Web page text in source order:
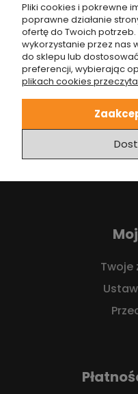
Meble
Twoje
Pliki cookies i pokrewne
poprawne działanie
ofertę do Twoich
wykorzystanie przez nas
do sklepu lub
preferencji, wybierając
plikach cookies